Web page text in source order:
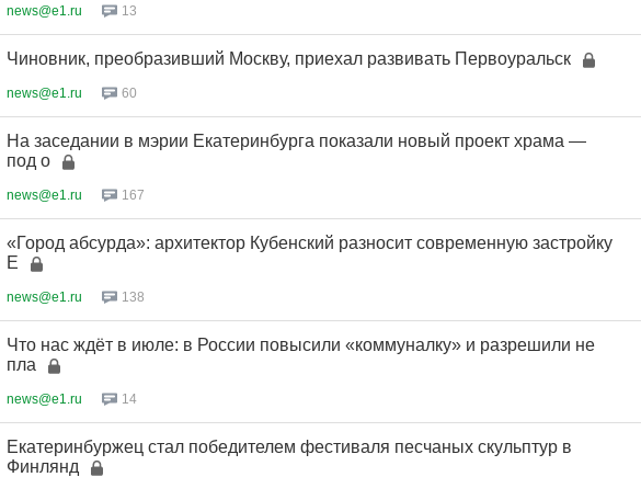
news@e1.ru 13
Чиновник, преобразивший Москву, приехал развивать Первоуральск
news@e1.ru 60
На заседании в мэрии Екатеринбурга показали новый проект храма —
под о
news@e1.ru 167
«Город абсурда»: архитектор Кубенский разносит современную застройку
Е
news@e1.ru 138
Что нас ждёт в июле: в России повысили «коммуналку» и разрешили не
пла
news@e1.ru 14
Екатеринбуржец стал победителем фестиваля песчаных скульптур в
Финлянд